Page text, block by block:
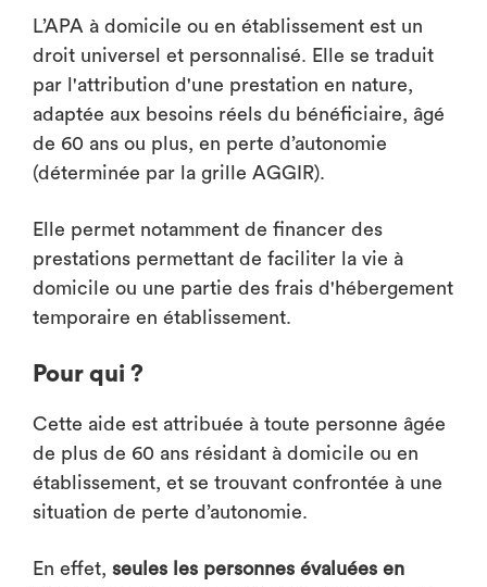
L’APA à domicile ou en établissement est un
droit universel et personnalisé. Elle se traduit
par l'attribution d'une prestation en nature,
adaptée aux besoins réels du bénéficiaire, âgé
de 60 ans ou plus, en perte d’autonomie
(déterminée par la grille AGGIR).
Elle permet notamment de financer des
prestations permettant de faciliter la vie à
domicile ou une partie des frais d'hébergement
temporaire en établissement.
Pour qui ?
Cette aide est attribuée à toute personne âgée
de plus de 60 ans résidant à domicile ou en
établissement, et se trouvant confrontée à une
situation de perte d’autonomie.
En effet, seules les personnes évaluées en